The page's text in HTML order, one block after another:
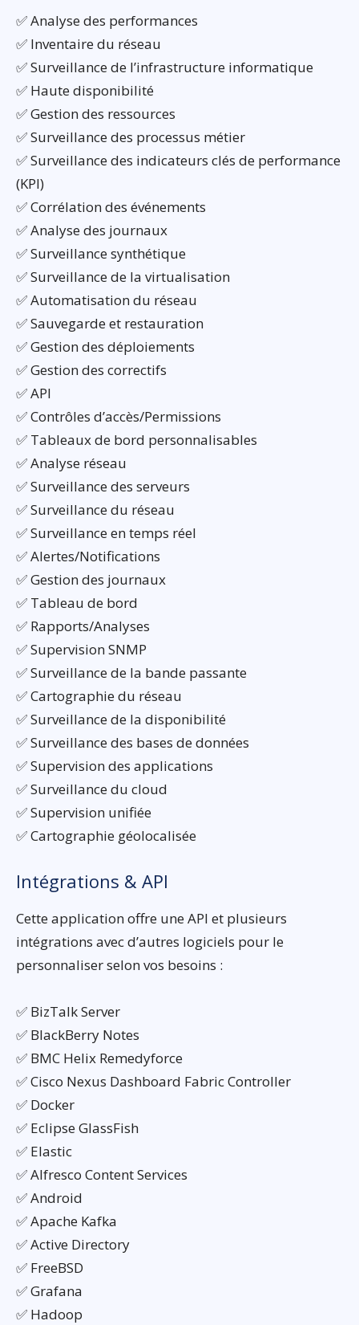
✅ Analyse des performances
✅ Inventaire du réseau
✅ Surveillance de l’infrastructure informatique
✅ Haute disponibilité
✅ Gestion des ressources
✅ Surveillance des processus métier
✅ Surveillance des indicateurs clés de performance
(KPI)
✅ Corrélation des événements
✅ Analyse des journaux
✅ Surveillance synthétique
✅ Surveillance de la virtualisation
✅ Automatisation du réseau
✅ Sauvegarde et restauration
✅ Gestion des déploiements
✅ Gestion des correctifs
✅ API
✅ Contrôles d’accès/Permissions
✅ Tableaux de bord personnalisables
✅ Analyse réseau
✅ Surveillance des serveurs
✅ Surveillance du réseau
✅ Surveillance en temps réel
✅ Alertes/Notifications
✅ Gestion des journaux
✅ Tableau de bord
✅ Rapports/Analyses
✅ Supervision SNMP
✅ Surveillance de la bande passante
✅ Cartographie du réseau
✅ Surveillance de la disponibilité
✅ Surveillance des bases de données
✅ Supervision des applications
✅ Surveillance du cloud
✅ Supervision unifiée
✅ Cartographie géolocalisée
Intégrations & API
Cette application offre une API et plusieurs
intégrations avec d’autres logiciels pour le
personnaliser selon vos besoins :
✅ BizTalk Server
✅ BlackBerry Notes
✅ BMC Helix Remedyforce
✅ Cisco Nexus Dashboard Fabric Controller
✅ Docker
✅ Eclipse GlassFish
✅ Elastic
✅ Alfresco Content Services
✅ Android
✅ Apache Kafka
✅ Active Directory
✅ FreeBSD
✅ Grafana
✅ Hadoop